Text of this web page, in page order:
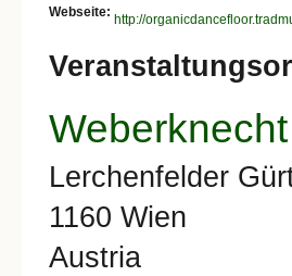
Webseite:
http://
Weberknecht
Lerchenfelder
1160 Wien
Austria